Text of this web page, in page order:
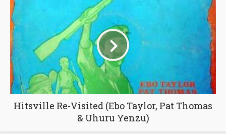
Hitsville Re-Visited (Ebo Taylor, Pat Thomas
& Uhuru Yenzu)